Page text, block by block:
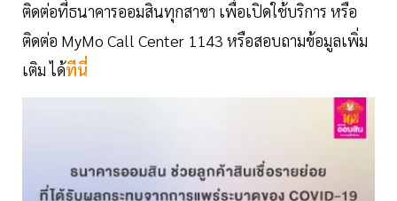
ติดต่อที่ธนาคารออมสินทุกสาขา เพื่อเปิดใช้บริการ หรือ
ติดต่อ MyMo Call Center 1143 หรือสอบถามข้อมูลเพิ่ม
เติม ได้ทีนี่